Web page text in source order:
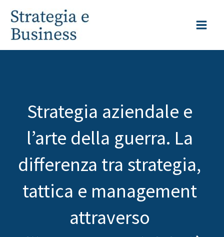
contenuto
Strategia aziendale e
l’arte della guerra. La
differenza tra strategia,
tattica e management
attraverso